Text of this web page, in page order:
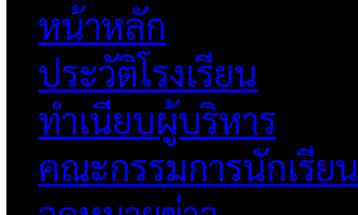
หน้าหลัก
ประวัติโรงเรียน
ทำเนียบผู้บริหาร
คณะกรรมการนักเรียน